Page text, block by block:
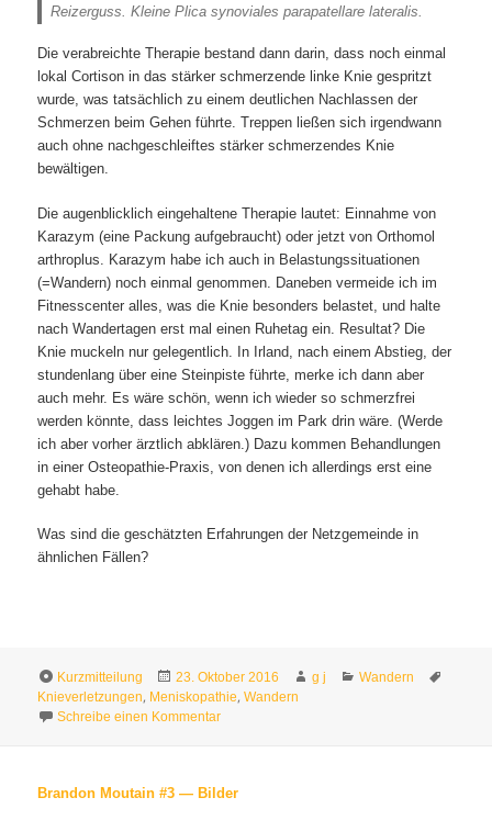
Reizerguss. Kleine Plica synoviales parapatellare lateralis.
Die verabreichte Therapie bestand dann darin, dass noch einmal
lokal Cortison in das stärker schmerzende linke Knie gespritzt
wurde, was tatsächlich zu einem deutlichen Nachlassen der
Schmerzen beim Gehen führte. Treppen ließen sich irgendwann
auch ohne nachgeschleiftes stärker schmerzendes Knie
bewältigen.
Die augenblicklich eingehaltene Therapie lautet: Einnahme von
Karazym (eine Packung aufgebraucht) oder jetzt von Orthomol
arthroplus. Karazym habe ich auch in Belastungssituationen
(=Wandern) noch einmal genommen. Daneben vermeide ich im
Fitnesscenter alles, was die Knie besonders belastet, und halte
nach Wandertagen erst mal einen Ruhetag ein. Resultat? Die
Knie muckeln nur gelegentlich. In Irland, nach einem Abstieg, der
stundenlang über eine Steinpiste führte, merke ich dann aber
auch mehr. Es wäre schön, wenn ich wieder so schmerzfrei
werden könnte, dass leichtes Joggen im Park drin wäre. (Werde
ich aber vorher ärztlich abklären.) Dazu kommen Behandlungen
in einer Osteopathie-Praxis, von denen ich allerdings erst eine
gehabt habe.
Was sind die geschätzten Erfahrungen der Netzgemeinde in
ähnlichen Fällen?
Format
Kurzmitteilung
Veröffentlicht
am
23. Oktober 2016 Autor
g j Kategorien
Wandern
Knieverletzungen, Meniskopathie,Wandern
Schreibe einen Kommentarzu Schottische Knie
Brandon Moutain #3 — Bilder